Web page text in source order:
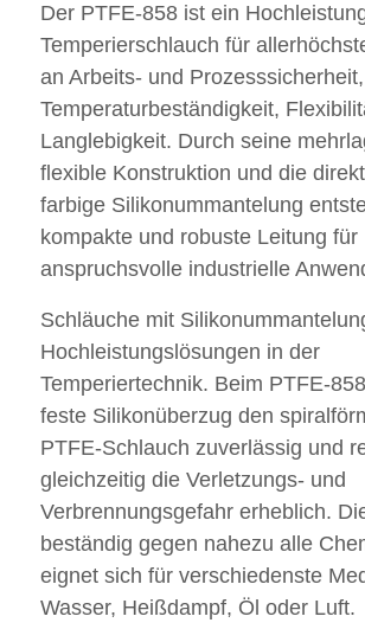
Der PTFE-858 ist ein
Temperierschlauch für
an Arbeits- und Prozesssicherheit,
Temperaturbeständigkeit,
Langlebigkeit. Durch seine
flexible Konstruktion und die
farbige Silikonummantelung
kompakte und robuste Leitung für
anspruchsvolle industrielle
Schläuche mit
Hochleistungslösungen in der
Temperiertechnik. Beim PTFE-
feste Silikonüberzug den
PTFE-Schlauch zuverlässig und
gleichzeitig die Verletzungs- und
Verbrennungsgefahr erheblich.
beständig gegen nahezu alle
eignet sich für verschiedenste
Wasser, Heißdampf, Öl oder Luft.